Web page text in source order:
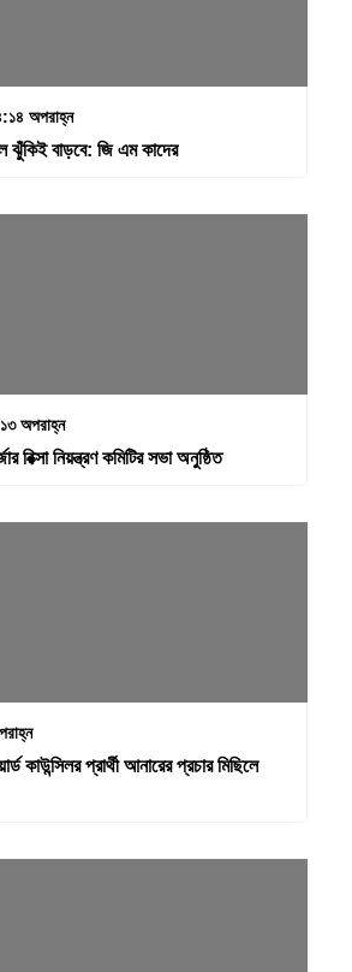
অপরাহ্ন
ঝুঁকিই বাড়বে: জি এম কাদের
অপরাহ্ন
রিক্সা নিয়ন্ত্রণ কমিটির সভা অনুষ্ঠিত
কাউন্সিলর প্রার্থী আনারের প্রচার মিছিলে